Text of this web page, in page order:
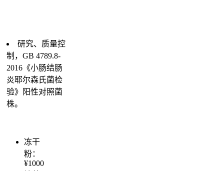
研究、质量控
制，GB 4789.8-
2016《小肠结肠
炎耶尔森氏菌检
验》阳性对照菌
株。
冻干
粉：
¥1000